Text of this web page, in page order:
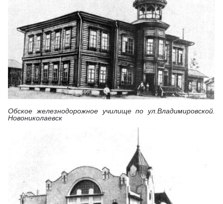
Обское железнодорожное училище по ул.Владимировской.
Новониколаевск